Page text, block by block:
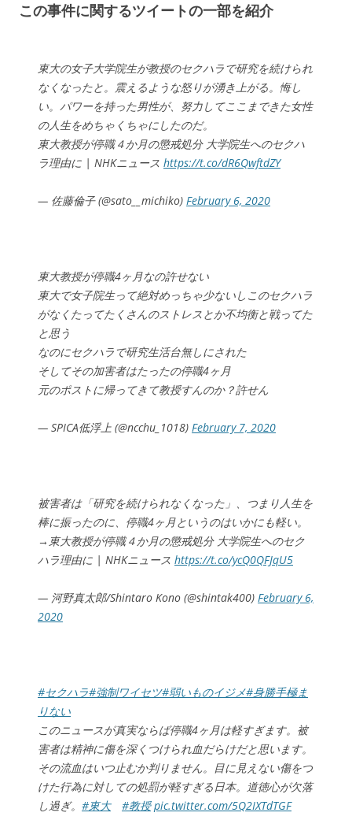
この事件に関するツイートの一部を紹介
東大の女子大学院生が教授のセクハラで研究を続けられ
なくなったと。震えるような怒りが湧き上がる。悔し
い。パワーを持った男性が、努力してここまできた女性
の人生をめちゃくちゃにしたのだ。
東大教授が停職４か月の懲戒処分 大学院生へのセクハ
ラ理由に | NHKニュース https://t.co/dR6QwftdZY
— 佐藤倫子 (@sato__michiko) February 6, 2020
東大教授が停職4ヶ月なの許せない
東大で女子院生って絶対めっちゃ少ないしこのセクハラ
がなくたってたくさんのストレスとか不均衡と戦ってた
と思う
なのにセクハラで研究生活台無しにされた
そしてその加害者はたったの停職4ヶ月
元のポストに帰ってきて教授すんのか？許せん
— SPICA低浮上 (@ncchu_1018) February 7, 2020
被害者は「研究を続けられなくなった」、つまり人生を
棒に振ったのに、停職4ヶ月というのはいかにも軽い。
→東大教授が停職４か月の懲戒処分 大学院生へのセク
ハラ理由に | NHKニュース https://t.co/ycQ0QFJqU5
— 河野真太郎/Shintaro Kono (@shintak400) February 6,
2020
#セクハラ#強制ワイセツ#弱いものイジメ#身勝手極ま
りない
このニュースが真実ならば停職4ヶ月は軽すぎます。被
害者は精神に傷を深くつけられ血だらけだと思います。
その流血はいつ止むか判りません。目に見えない傷をつ
けた行為に対しての処罰が軽すぎる日本。道徳心が欠落
し過ぎ。 #東大 #教授 pic.twitter.com/5Q2IXTdTGF